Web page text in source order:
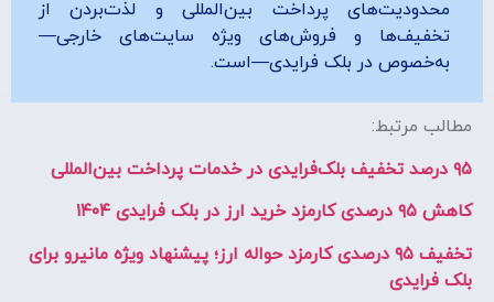
محدودیت‌های پرداخت بین‌المللی و لذت‌بردن از
تخفیف‌ها و فروش‌های ویژه سایت‌های خارجی—
به‌خصوص در بلک فرایدی—است.
مطالب مرتبط:
۹۵ درصد تخفیف بلک‌فرایدی در خدمات پرداخت بین‌المللی
کاهش ۹۵ درصدی کارمزد خرید ارز در بلک فرایدی ۱۴۰۴
تخفیف ۹۵ درصدی کارمزد حواله ارز؛ پیشنهاد ویژه مانیرو برای
بلک فرایدی